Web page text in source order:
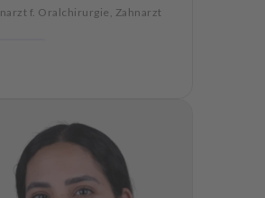
f. Oralchirurgie, Zahnarzt
Zahnheilkunde
Implantologie
Angstpatienten